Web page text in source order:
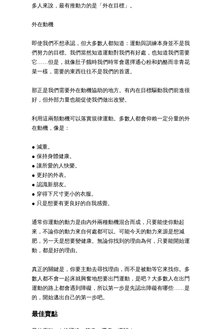
多人來說，最有推動力的是「外在目標」。
外在動機
即使我們不想承認，但大多數人都知道：運動與訓練本身並不是我
們努力的目標。我們當然知道運動對我們有好處，也知道我們需要
它……但是，就像肚子餓時我們時常會選擇通心粉和奶酪而非青花
菜一樣，需要的東西往往不是我們的首選。
那正是我們需要外在動機協助的地方。有內在目標驅動我們前進很
好，但外部力量也能促使我們做出改變。
利用這兩類動機可以落實規律運動。多數人都會仰賴一定分量的外
在動機，像是：
● 減重。
● 保持身體健康。
● 讓所愛的人快樂。
● 更好的外表。
● 認識新朋友。
● 穿得下尺寸更小的衣服。
● 只是想要有更良好的自我感覺。
通常你運動的動力是由內外兩種動機混合而成，只要能使你動起
來，不論你的動力來自何處都可以。可能今天的動力來源是想減
肥，另一天是想要變健康。無論你找到的理由為何，只要能開始運
動，都是好的理由。
真正的關鍵是，你要主動去尋找理由，而不是被動等它來找你。多
數人都不會一起床就興奮地想要出門運動，是吧？大多數人在出門
運動的路上都會遇到障礙，所以第一步是先認出障礙有哪些……是
的，開始邁出自己的第一步吧。
最佳賣點